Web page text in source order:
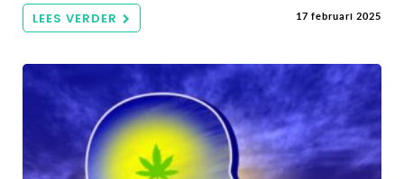
LEES VERDER 17 februari 2025